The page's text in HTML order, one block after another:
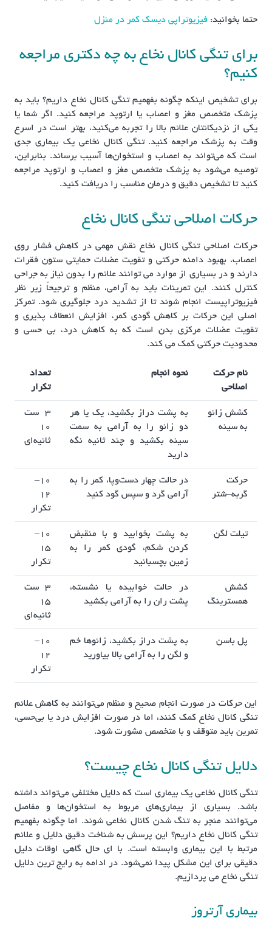
حتما بخوانید: فیزیوتراپی دیسک کمر در منزل
برای تنگی کانال نخاع به چه دکتری مراجعه
کنیم؟
برای تشخیص اینکه چگونه بفهمیم تنگی کانال نخاع داریم؟ باید به
پزشک متخصص مغز و اعصاب یا ارتوپد مراجعه کنید. اگر شما یا
یکی از نزدیکانتان علائم بالا را تجربه می‌کنید، بهتر است در اسرع
وقت به پزشک مراجعه کنید. تنگی کانال نخاعی یک بیماری جدی
است که می‌تواند به اعصاب و استخوان‌ها آسیب برساند. بنابراین،
توصیه می‌شود به پزشک متخصص مغز و اعصاب و ارتوپد مراجعه
کنید تا تشخیص دقیق و درمان مناسب را دریافت کنید.
حرکات اصلاحی تنگی کانال نخاع
حرکات اصلاحی تنگی کانال نخاع نقش مهمی در کاهش فشار روی
اعصاب، بهبود دامنه حرکتی و تقویت عضلات حمایتی ستون فقرات
دارند و در بسیاری از موارد می توانند علائم را بدون نیاز به جراحی
کنترل کنند. این تمرینات باید به آرامی، منظم و ترجیحاً زیر نظر
فیزیوتراپیست انجام شوند تا از تشدید درد جلوگیری شود. تمرکز
اصلی این حرکات بر کاهش گودی کمر، افزایش انعطاف پذیری و
تقویت عضلات مرکزی بدن است که به کاهش درد، بی حسی و
محدودیت حرکتی کمک می کند.
نام حرکت
اصلاحی
نحوه انجام
تعداد
تکرار
کشش زانو
به سینه
به پشت دراز بکشید، یک یا هر
دو زانو را به آرامی به سمت
سینه بکشید و چند ثانیه نگه
دارید
۳ ست
۱۰
ثانیه‌ای
حرکت
گربه–شتر
در حالت چهار دست‌وپا، کمر را به
آرامی گرد و سپس گود کنید
۱۰–
۱۲
تکرار
تیلت لگن
به پشت بخوابید و با منقبض
کردن شکم، گودی کمر را به
زمین بچسبانید
۱۰–
۱۵
تکرار
کشش
همسترینگ
در حالت خوابیده یا نشسته،
پشت ران را به آرامی بکشید
۳ ست
۱۵
ثانیه‌ای
پل باسن
به پشت دراز بکشید، زانوها خم
و لگن را به آرامی بالا بیاورید
۱۰–
۱۲
تکرار
این حرکات در صورت انجام صحیح و منظم می‌توانند به کاهش علائم
تنگی کانال نخاع کمک کنند، اما در صورت افزایش درد یا بی‌حسی،
تمرین باید متوقف و با متخصص مشورت شود.
دلایل تنگی کانال نخاع چیست؟
تنگی کانال نخاعی یک بیماری است که دلایل مختلفی می‌تواند داشته
باشد. بسیاری از بیماری‌های مربوط به استخوان‌ها و مفاصل
می‌توانند منجر به تنگ شدن کانال نخاعی شوند. اما چگونه بفهمیم
تنگی کانال نخاع داریم؟ این پرسش به شناخت دقیق دلایل و علائم
مرتبط با این بیماری وابسته است. با ای حال گاهی اوقات دلیل
دقیقی برای این مشکل پیدا نمی‌شود. در ادامه به رایج ترین دلایل
تنگی نخاع می پردازیم.
بیماری آرتروز